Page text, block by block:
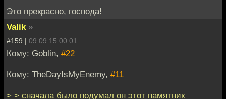
Это прекрасно, господа!
Valik »
#159 | 09.09.15 00:01
Кому: Goblin, #22
Кому: TheDayIsMyEnemy, #11
> > сначала было подумал он этот памятник